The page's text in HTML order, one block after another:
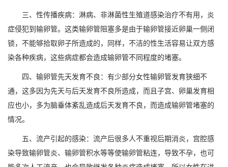
三、性传播疾病：淋病、非淋菌性生殖道感染治疗不有用，炎
症侵犯到输卵管。这类输卵管阻塞多是由于输卵管接近卵巢一侧闭
锁，不能够拾取卵子所造成的，同样，不洁的性生活容易让双方感
染各种疾病，这些病症都会造成输卵管不同程度的堵塞。
四、输卵管先天发育不良：有少部分女性输卵管发育狭细不
通，这多因为先天与后天发育不良所造成，而且子宫、卵巢发育相
应也小，多为脑垂体紊乱造成后天发育不良，而造成输卵管堵塞的
情况。
五、流产引起的感染：流产后很多人不重视后期消炎，宫腔感
染导致输卵管炎、输卵管积水等等使输卵管粘连，导致不孕，也可